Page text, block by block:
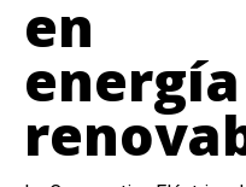
en
energía